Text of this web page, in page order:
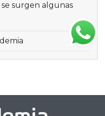
se surgen algunas